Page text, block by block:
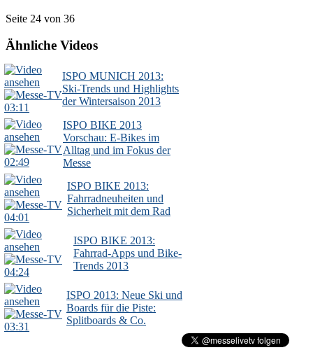
Seite 24 von 36
Ähnliche Videos
03:11
ISPO MUNICH 2013:
Ski-Trends und Highlights
der Wintersaison 2013
02:49
ISPO BIKE 2013
Vorschau: E-Bikes im
Alltag und im Fokus der
Messe
04:01
ISPO BIKE 2013:
Fahrradneuheiten und
Sicherheit mit dem Rad
04:24
ISPO BIKE 2013:
Fahrrad-Apps und Bike-
Trends 2013
03:31
ISPO 2013: Neue Ski und
Boards für die Piste:
Splitboards & Co.